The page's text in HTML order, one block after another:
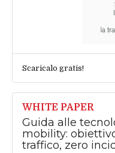
Scaricalo gratis!
WHITE PAPER
Guida alle
mobility:
traffico, zero